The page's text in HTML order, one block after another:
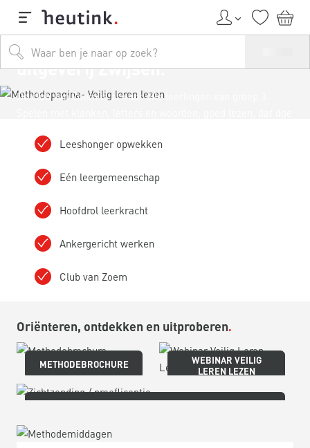
Aanvankelijk leesmethode van
uitgeverij Zwijsen
De club van Zoem is er voor alle leerlingen van groep 3.
Leeshonger opwekken
Eén leergemeenschap
Hoofdrol leerkracht
Ankergericht werken
Club van Zoem
Oriënteren, ontdekken en uitproberen
METHODEBROCHURE
WEBINAR VEILIG
LEREN LEZEN